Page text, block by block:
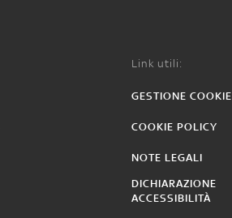
Link utili:
GESTIONE COOKIE
COOKIE POLICY
NOTE LEGALI
DICHIARAZIONE
ACCESSIBILITÀ